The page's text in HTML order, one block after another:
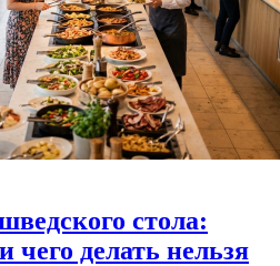
стола:
чего делать нельзя